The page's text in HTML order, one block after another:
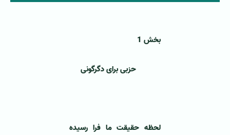
بخش 1
حزبی برای دگرگونی
لحظه حقیقت ما فرا رسیده